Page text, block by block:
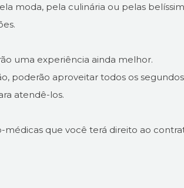
moda, pela culinária ou pelas
uma experiência ainda melhor.
poderão aproveitar todos os
atendê-los.
médicas que você terá direito ao